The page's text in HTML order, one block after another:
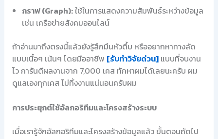
กราฟ (Graph):ใช้ในการแสดงความสัมพันธ์ระหว่างข้อมูล
เช่น เครือข่ายสังคมออนไลน์
ถ้าอ่านมาถึงตรงนี้แล้วยังรู้สึกมึนหัวตึ้บ หรืออยากหาทางลัด
แบบเนื้อๆ เน้นๆ โดยมืออาชีพ [รับทำวิจัยด่วน]แบบที่จบงาน
ไว การันตีผลงานจาก 7,000 เคส ทักหาผมได้เลยนะครับ ผม
ดูแลเองทุกเคส ไม่ทิ้งงานแน่นอนครับผม
การประยุกต์ใช้อัลกอริทึมและโครงสร้างระบบ
เมื่อเรารู้จักอัลกอริทึมและโครงสร้างข้อมูลแล้ว ขั้นตอนถัดไป